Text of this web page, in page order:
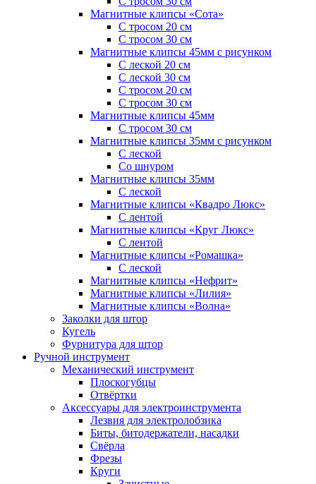
Магнитные клипсы «Сота»
С тросом 20 см
С тросом 30 см
Магнитные клипсы 45мм с рисунком
С леской 20 см
С леской 30 см
С тросом 20 см
С тросом 30 см
Магнитные клипсы 45мм
С тросом 30 см
Магнитные клипсы 35мм с рисунком
С леской
Со шнуром
Магнитные клипсы 35мм
С леской
Магнитные клипсы «Квадро Люкс»
С лентой
Магнитные клипсы «Круг Люкс»
С лентой
Магнитные клипсы «Ромашка»
С леской
Магнитные клипсы «Нефрит»
Магнитные клипсы «Лилия»
Магнитные клипсы «Волна»
Заколки для штор
Кугель
Фурнитура для штор
Ручной инструмент
Механический инструмент
Плоскогубцы
Отвёртки
Аксессуары для электроинструмента
Лезвия для электролобзика
Биты, битодержатели, насадки
Свёрла
Фрезы
Круги